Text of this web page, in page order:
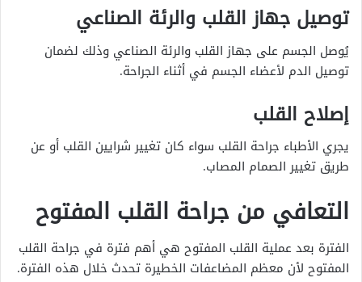
توصيل جهاز القلب والرئة الصناعي
يُوصل الجسم على جهاز القلب والرئة الصناعي وذلك لضمان
توصيل الدم لأعضاء الجسم في أثناء الجراحة.
إصلاح القلب
يجري الأطباء جراحة القلب سواء كان تغيير شرايين القلب أو عن
طريق تغيير الصمام المصاب.
التعافي من جراحة القلب المفتوح
الفترة بعد عملية القلب المفتوح هي أهم فترة في جراحة القلب
المفتوح لأن معظم المضاعفات الخطيرة تحدث خلال هذه الفترة.